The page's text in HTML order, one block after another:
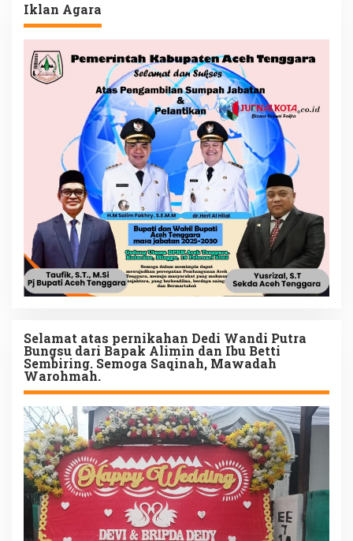
Iklan Agara
Selamat atas pernikahan Dedi Wandi Putra
Bungsu dari Bapak Alimin dan Ibu Betti
Sembiring. Semoga Saqinah, Mawadah
Warohmah.